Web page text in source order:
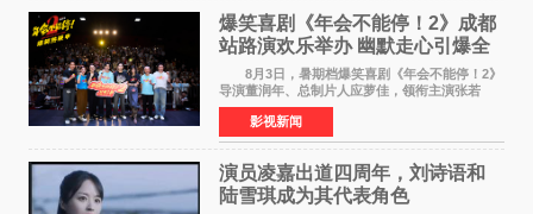
爆笑喜剧《年会不能停！2》成都
站路演欢乐举办 幽默走心引爆全
场共鸣
8月3日，暑期档爆笑喜剧《年会不能停！2》
导演董润年、总制片人应萝佳，领衔主演张若
昀、白客，惊喜出演庄达菲，特别主演孙艺洲，
特别出演田雨，友情出演欧阳奋强出席成都路
演，与观众近距离互
影视新闻
演员凌嘉出道四周年，刘诗语和
陆雪琪成为其代表角色